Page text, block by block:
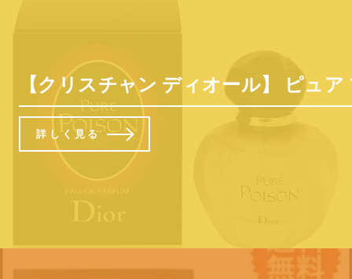
【クリスチャン ディオール】 ピュ
詳しく見る